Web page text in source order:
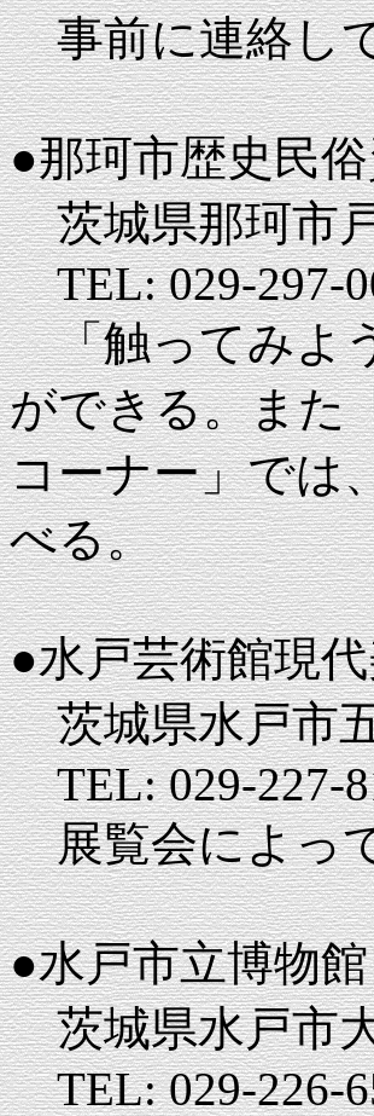
事前に連絡し
●那珂市歴史民
茨城県那珂市
TEL: 029-297-
「触ってみよ
ができる。また
コーナー」では
べる。
●水戸芸術館現
茨城県水戸市
TEL: 029-227-
展覧会によっ
●水戸市立博物館
茨城県水戸市
TEL: 029-226-